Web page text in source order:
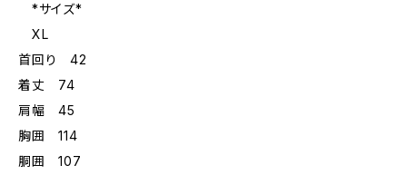
*サイズ*
XL
首回り 42
着丈 74
肩幅 45
胸囲 114
胴囲 107